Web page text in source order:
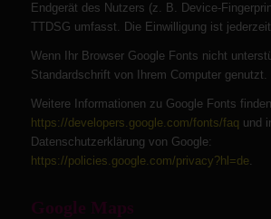
Endgerät des Nutzers (z. B. Device-
TTDSG umfasst. Die Einwilligung ist jederzeit
Wenn Ihr Browser Google Fonts nicht
Standardschrift von Ihrem Computer genutzt.
Weitere Informationen zu Google Fonts
https://developers.google.com/fonts/faq und
Datenschutzerklärung von Google:
https://policies.google.com/privacy?hl=de.
Google Maps